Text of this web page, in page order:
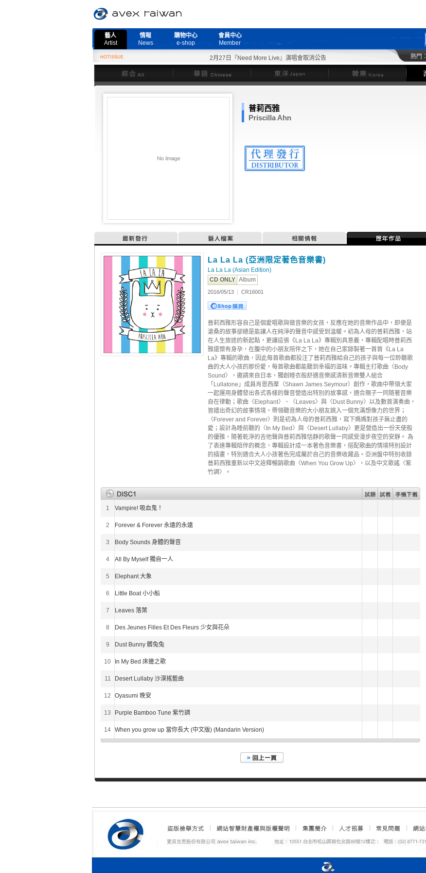
藝人
Artist
情報
News
購物中心
e-shop
會員中心
Member
HOTISSUE 2月27日『Need More Live』演唱會取消公告 熱門：
綜合 華語 東洋 韓樂
普莉西雅
Priscilla Ahn
最新發行 藝人檔案 相關情報 歷年作品
La La La (亞洲限定著色音樂書)
La La La (Asian Edition)
CD ONLY Album
2016/05/13 | CR16001
普莉西雅形容自己是個愛唱歌與做音樂的女孩，反應在她的音樂作品中，即便是
滄桑的故事卻總是能讓人在純淨的聲音中感受到溫暖。初為人母的普莉西雅，站
在人生旅途的新起點，更讓這張《La La La》專輯別具意義，專輯配唱時普莉西
雅還懷有身孕，在腹中的小朋友陪伴之下，她在自己家錄製著一首首《La La
La》專輯的歌曲，因此每首歌曲都投注了普莉西雅給自己的孩子與每一位聆聽歌
曲的大人小孩的那份愛，每首歌曲都能聽到幸福的滋味。專輯主打歌曲〈Body
Sound〉，邀請來自日本，獨創睡衣般舒適音樂感清新音樂雙人組合
「Lullatone」成員肖恩西摩（Shawn James Seymour）創作，歌曲中帶領大家
一起運用身體發出各式各樣的聲音營造出特別的故事感，適合親子一同隨著音樂
自在律動；歌曲〈Elephant〉、〈Leaves〉與〈Dust Bunny〉以及數首演奏曲，
皆譜出奇幻的故事情境，帶領聽音樂的大小朋友跳入一個充滿想像力的世界；
〈Forever and Forever〉則是初為人母的普莉西雅，寫下媽媽對孩子無止盡的
愛；設計為睡前聽的〈In My Bed〉與〈Desert Lullaby〉更是營造出一份天使般
的優雅，隨著乾淨的吉他聲與普莉西雅恬靜的歌聲一同感受漫步夜空的安靜。 為
了表達專輯陪伴的概念，專輯設計成一本著色音樂書，搭配歌曲的情境特別設計
的插畫，特別適合大人小孩著色完成屬於自己的音樂收藏品。亞洲盤中特別收錄
普莉西雅重新以中文詮釋暢銷歌曲〈When You Grow Up〉，以及中文歌謠〈紫
竹調〉。
1 Vampire! 吸血鬼！
2 Forever & Forever 永遠的永遠
3 Body Sounds 身體的聲音
4 All By Myself 獨自一人
5 Elephant 大象
6 Little Boat 小小船
7 Leaves 落葉
8 Des Jeunes Filles Et Des Fleurs 少女與花朵
9 Dust Bunny 髒兔兔
10 In My Bed 床邊之歌
11 Desert Lullaby 沙漠搖籃曲
12 Oyasumi 晚安
13 Purple Bamboo Tune 紫竹調
14 When you grow up 當你長大 (中文版) (Mandarin Version)